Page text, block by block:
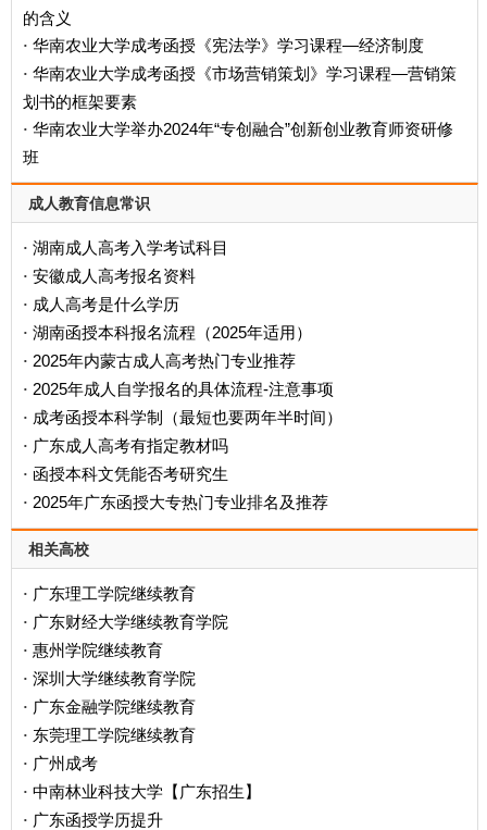
的含义
· 华南农业大学成考函授《宪法学》学习课程—经济制度
· 华南农业大学成考函授《市场营销策划》学习课程—营销策
划书的框架要素
· 华南农业大学举办2024年“专创融合”创新创业教育师资研修
班
成人教育信息常识
· 湖南成人高考入学考试科目
· 安徽成人高考报名资料
· 成人高考是什么学历
· ‌湖南函授本科报名流程（2025年适用）‌
· 2025年内蒙古成人高考热门专业推荐
· 2025年成人自学报名的具体流程-注意事项
· 成考函授本科学制（最短也要两年半时间）
· 广东成人高考有指定教材吗
· 函授本科文凭能否考研究生
· 2025年广东函授大专热门专业排名及推荐
相关高校
· 广东理工学院继续教育
· 广东财经大学继续教育学院
· 惠州学院继续教育
· 深圳大学继续教育学院
· 广东金融学院继续教育
· 东莞理工学院继续教育
· 广州成考
· 中南林业科技大学【广东招生】
· 广东函授学历提升